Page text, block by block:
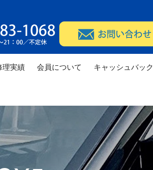
理実績
修理実績
会員について キャッシュバック